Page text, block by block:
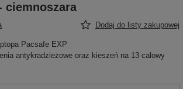
ciemnoszara
Dodaj do listy zakupowej
Pacsafe EXP
antykradzieżowe oraz kieszeń na 13 calowy